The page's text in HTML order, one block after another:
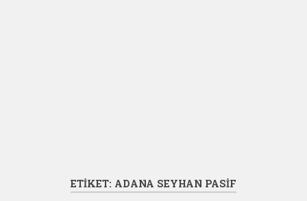
ETIKET: ADANA SEYHAN PASIF